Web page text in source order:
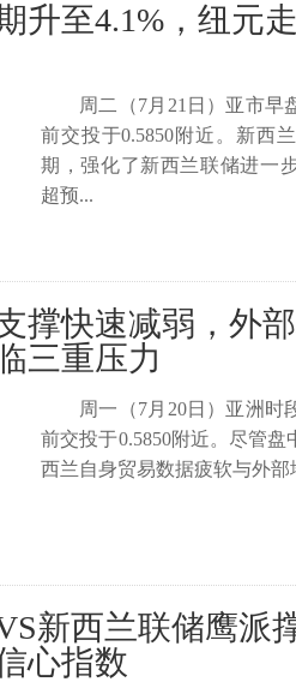
升至4.1%，纽元
周二（7月21日）亚市早
前交投于0.5850附近。新西
期，强化了新西兰联储进一
超预...
撑快速减弱，外
三重压力
周一（7月20日）亚洲时
前交投于0.5850附近。尽管
西兰自身贸易数据疲软与外
新西兰联储鹰派
心指数